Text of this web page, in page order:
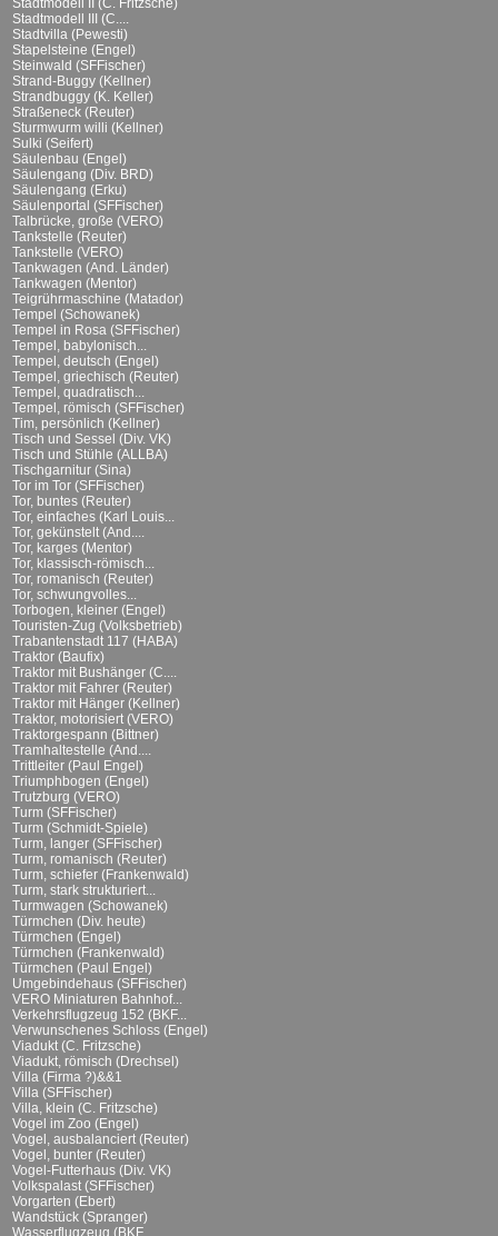
Stadtmodell II (C. Fritzsche)
Stadtmodell III (C....
Stadtvilla (Pewesti)
Stapelsteine (Engel)
Steinwald (SFFischer)
Strand-Buggy (Kellner)
Strandbuggy (K. Keller)
Straßeneck (Reuter)
Sturmwurm willi (Kellner)
Sulki (Seifert)
Säulenbau (Engel)
Säulengang (Div. BRD)
Säulengang (Erku)
Säulenportal (SFFischer)
Talbrücke, große (VERO)
Tankstelle (Reuter)
Tankstelle (VERO)
Tankwagen (And. Länder)
Tankwagen (Mentor)
Teigrührmaschine (Matador)
Tempel (Schowanek)
Tempel in Rosa (SFFischer)
Tempel, babylonisch...
Tempel, deutsch (Engel)
Tempel, griechisch (Reuter)
Tempel, quadratisch...
Tempel, römisch (SFFischer)
Tim, persönlich (Kellner)
Tisch und Sessel (Div. VK)
Tisch und Stühle (ALLBA)
Tischgarnitur (Sina)
Tor im Tor (SFFischer)
Tor, buntes (Reuter)
Tor, einfaches (Karl Louis...
Tor, gekünstelt (And....
Tor, karges (Mentor)
Tor, klassisch-römisch...
Tor, romanisch (Reuter)
Tor, schwungvolles...
Torbogen, kleiner (Engel)
Touristen-Zug (Volksbetrieb)
Trabantenstadt 117 (HABA)
Traktor (Baufix)
Traktor mit Bushänger (C....
Traktor mit Fahrer (Reuter)
Traktor mit Hänger (Kellner)
Traktor, motorisiert (VERO)
Traktorgespann (Bittner)
Tramhaltestelle (And....
Trittleiter (Paul Engel)
Triumphbogen (Engel)
Trutzburg (VERO)
Turm (SFFischer)
Turm (Schmidt-Spiele)
Turm, langer (SFFischer)
Turm, romanisch (Reuter)
Turm, schiefer (Frankenwald)
Turm, stark strukturiert...
Turmwagen (Schowanek)
Türmchen (Div. heute)
Türmchen (Engel)
Türmchen (Frankenwald)
Türmchen (Paul Engel)
Umgebindehaus (SFFischer)
VERO Miniaturen Bahnhof...
Verkehrsflugzeug 152 (BKF...
Verwunschenes Schloss (Engel)
Viadukt (C. Fritzsche)
Viadukt, römisch (Drechsel)
Villa (Firma ?)&&1
Villa (SFFischer)
Villa, klein (C. Fritzsche)
Vogel im Zoo (Engel)
Vogel, ausbalanciert (Reuter)
Vogel, bunter (Reuter)
Vogel-Futterhaus (Div. VK)
Volkspalast (SFFischer)
Vorgarten (Ebert)
Wandstück (Spranger)
Wasserflugzeug (BKF